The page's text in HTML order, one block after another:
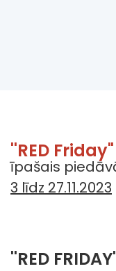
''RED Friday"
īpašais
3 līdz 27.11.2023
''RED